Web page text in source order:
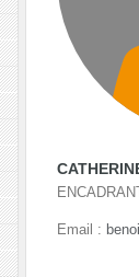
Email :